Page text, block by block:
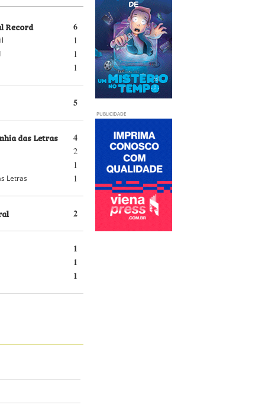
6
Record
1
1
1
5
4
das Letras
2
1
1
Letras
2
1
1
1
PUBLICIDADE